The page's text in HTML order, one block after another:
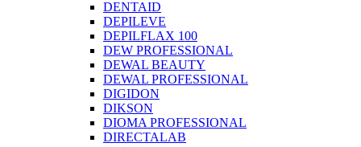
DENTAID
DEPILEVE
DEPILFLAX 100
DEW PROFESSIONAL
DEWAL BEAUTY
DEWAL PROFESSIONAL
DIGIDON
DIKSON
DIOMA PROFESSIONAL
DIRECTALAB